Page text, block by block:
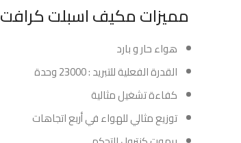
مميزات مكيف اسبلت كرافت 23000 وحده حار و بارد :
هواء حار و بارد
القدرة الفعلية للتبريد : 23000 وحدة
كفاءة تشغيل مثالية
توزيع مثالي للهواء في أربع اتجاهات